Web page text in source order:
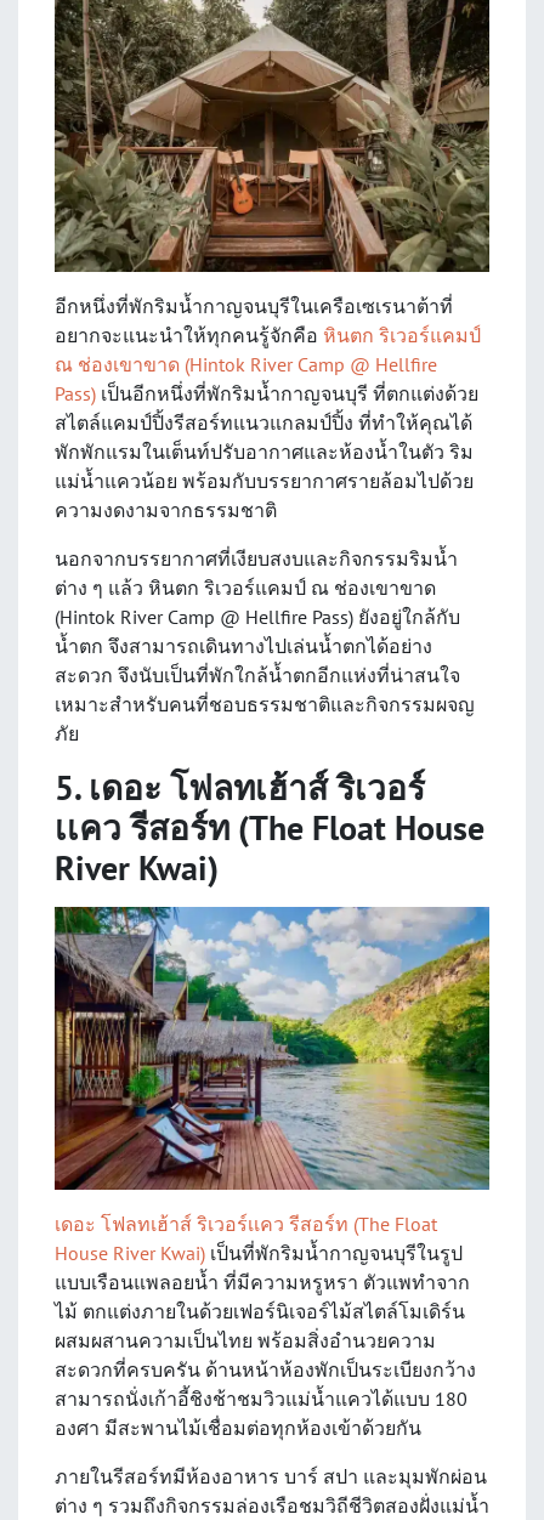
อีกหนึ่งที่พักริมน้ำกาญจนบุรีในเครือเซเรนาต้าที่
อยากจะแนะนำให้ทุกคนรู้จักคือ หินตก ริเวอร์แคมป์
ณ ช่องเขาขาด (Hintok River Camp @ Hellfire
Pass) เป็นอีกหนึ่งที่พักริมน้ำกาญจนบุรี ที่ตกแต่งด้วย
สไตล์แคมป์ปิ้งรีสอร์ทแนวแกลมป์ปิ้ง ที่ทำให้คุณได้
พักพักแรมในเต็นท์ปรับอากาศและห้องน้ำในตัว ริม
แม่น้ำแควน้อย พร้อมกับบรรยากาศรายล้อมไปด้วย
ความงดงามจากธรรมชาติ
นอกจากบรรยากาศที่เงียบสงบและกิจกรรมริมน้ำ
ต่าง ๆ แล้ว หินตก ริเวอร์แคมป์ ณ ช่องเขาขาด
(Hintok River Camp @ Hellfire Pass) ยังอยู่ใกล้กับ
น้ำตก จึงสามารถเดินทางไปเล่นน้ำตกได้อย่าง
สะดวก จึงนับเป็นที่พักใกล้น้ำตกอีกแห่งที่น่าสนใจ
เหมาะสำหรับคนที่ชอบธรรมชาติและกิจกรรมผจญ
ภัย
5. เดอะ โฟลทเฮ้าส์ ริเวอร์
เเคว รีสอร์ท (The Float House
River Kwai)
เดอะ โฟลทเฮ้าส์ ริเวอร์เเคว รีสอร์ท (The Float
House River Kwai) เป็นที่พักริมน้ำกาญจนบุรีในรูป
แบบเรือนแพลอยน้ำ ที่มีความหรูหรา ตัวแพทำจาก
ไม้ ตกแต่งภายในด้วยเฟอร์นิเจอร์ไม้สไตล์โมเดิร์น
ผสมผสานความเป็นไทย พร้อมสิ่งอำนวยความ
สะดวกที่ครบครัน ด้านหน้าห้องพักเป็นระเบียงกว้าง
สามารถนั่งเก้าอี้ชิงช้าชมวิวแม่น้ำแควได้แบบ 180
องศา มีสะพานไม้เชื่อมต่อทุกห้องเข้าด้วยกัน
ภายในรีสอร์ทมีห้องอาหาร บาร์ สปา และมุมพักผ่อน
ต่าง ๆ รวมถึงกิจกรรมล่องเรือชมวิถีชีวิตสองฝั่งแม่น้ำ